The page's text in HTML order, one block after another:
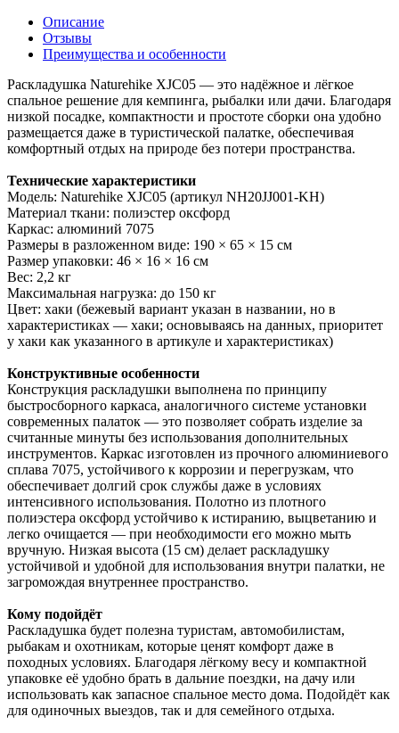
Описание
Отзывы
Преимущества и особенности
Раскладушка Naturehike XJC05 — это надёжное и лёгкое
спальное решение для кемпинга, рыбалки или дачи. Благодаря
низкой посадке, компактности и простоте сборки она удобно
размещается даже в туристической палатке, обеспечивая
комфортный отдых на природе без потери пространства.
Технические характеристики
Модель: Naturehike XJC05 (артикул NH20JJ001-KH)
Материал ткани: полиэстер оксфорд
Каркас: алюминий 7075
Размеры в разложенном виде: 190 × 65 × 15 см
Размер упаковки: 46 × 16 × 16 см
Вес: 2,2 кг
Максимальная нагрузка: до 150 кг
Цвет: хаки (бежевый вариант указан в названии, но в
характеристиках — хаки; основываясь на данных, приоритет
у хаки как указанного в артикуле и характеристиках)
Конструктивные особенности
Конструкция раскладушки выполнена по принципу
быстросборного каркаса, аналогичного системе установки
современных палаток — это позволяет собрать изделие за
считанные минуты без использования дополнительных
инструментов. Каркас изготовлен из прочного алюминиевого
сплава 7075, устойчивого к коррозии и перегрузкам, что
обеспечивает долгий срок службы даже в условиях
интенсивного использования. Полотно из плотного
полиэстера оксфорд устойчиво к истиранию, выцветанию и
легко очищается — при необходимости его можно мыть
вручную. Низкая высота (15 см) делает раскладушку
устойчивой и удобной для использования внутри палатки, не
загромождая внутреннее пространство.
Кому подойдёт
Раскладушка будет полезна туристам, автомобилистам,
рыбакам и охотникам, которые ценят комфорт даже в
походных условиях. Благодаря лёгкому весу и компактной
упаковке её удобно брать в дальние поездки, на дачу или
использовать как запасное спальное место дома. Подойдёт как
для одиночных выездов, так и для семейного отдыха.